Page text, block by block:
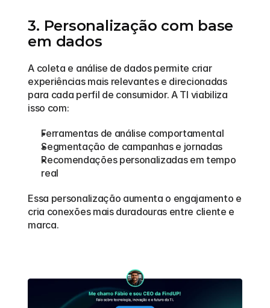
3. Personalização com base
em dados
A coleta e análise de dados permite criar
experiências mais relevantes e direcionadas
para cada perfil de consumidor. A TI viabiliza
isso com:
Ferramentas de análise comportamental
Segmentação de campanhas e jornadas
Recomendações personalizadas em tempo
real
Essa personalização aumenta o engajamento e
cria conexões mais duradouras entre cliente e
marca.